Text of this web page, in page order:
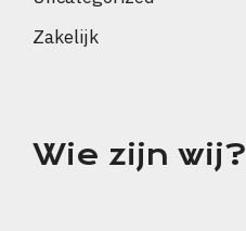
Zakelijk
Wie zijn wij?